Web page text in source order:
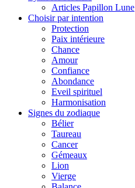
Articles Papillon Lune
Choisir par intention
Protection
Paix intérieure
Chance
Amour
Confiance
Abondance
Eveil spirituel
Harmonisation
Signes du zodiaque
Bélier
Taureau
Cancer
Gémeaux
Lion
Vierge